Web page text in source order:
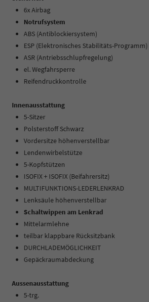
6x Airbag
Notrufsystem
ABS (Antiblockiersystem)
ESP (Elektronisches Stabilitäts-Programm)
ASR (Antriebsschlupfregelung)
el. Wegfahrsperre
Reifendruckkontrolle
Innenausstattung
5-Sitzer
Polsterstoff Schwarz
Vordersitze höhenverstellbar
Lendenwirbelstütze
5-Kopfstützen
ISOFIX + ISOFIX (Beifahrersitz)
MULTIFUNKTIONS-LEDERLENKRAD
Lenksäule höhenverstellbar
Schaltwippen am Lenkrad
Mittelarmlehne
teilbar klappbare Rücksitzbank
DURCHLADEMÖGLICHKEIT
Gepäckraumabdeckung
Aussenausstattung
5-trg.